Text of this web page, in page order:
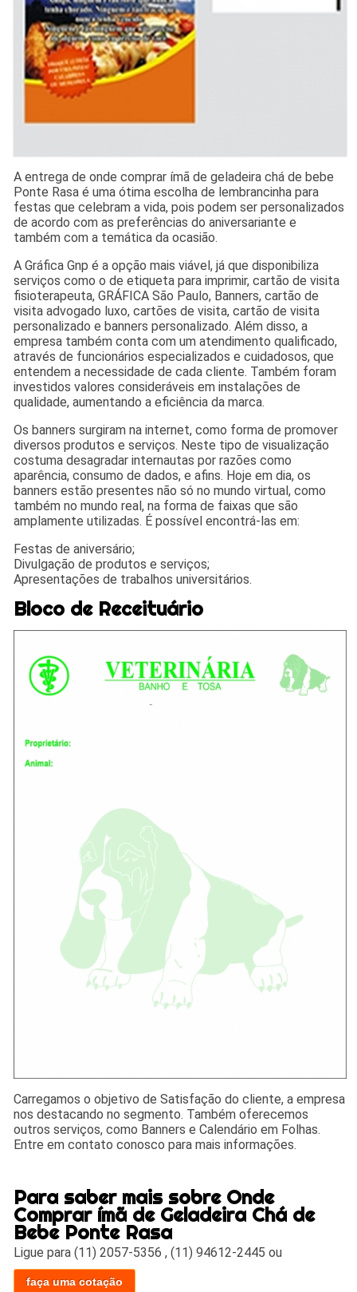
A entrega de onde comprar ímã de geladeira chá de bebe
Ponte Rasa é uma ótima escolha de lembrancinha para
festas que celebram a vida, pois podem ser personalizados
de acordo com as preferências do aniversariante e
também com a temática da ocasião.
A Gráfica Gnp é a opção mais viável, já que disponibiliza
serviços como o de etiqueta para imprimir, cartão de visita
fisioterapeuta, GRÁFICA São Paulo, Banners, cartão de
visita advogado luxo, cartões de visita, cartão de visita
personalizado e banners personalizado. Além disso, a
empresa também conta com um atendimento qualificado,
através de funcionários especializados e cuidadosos, que
entendem a necessidade de cada cliente. Também foram
investidos valores consideráveis em instalações de
qualidade, aumentando a eficiência da marca.
Os banners surgiram na internet, como forma de promover
diversos produtos e serviços. Neste tipo de visualização
costuma desagradar internautas por razões como
aparência, consumo de dados, e afins. Hoje em dia, os
banners estão presentes não só no mundo virtual, como
também no mundo real, na forma de faixas que são
amplamente utilizadas. É possível encontrá-las em:
Festas de aniversário;
Divulgação de produtos e serviços;
Apresentações de trabalhos universitários.
Bloco de Receituário
Carregamos o objetivo de Satisfação do cliente, a empresa
nos destacando no segmento. Também oferecemos
outros serviços, como Banners e Calendário em Folhas.
Entre em contato conosco para mais informações.
Para saber mais sobre Onde
Comprar ímã de Geladeira Chá de
Bebe Ponte Rasa
Ligue para(11) 2057-5356 ,(11) 94612-2445 ou
faça uma cotação